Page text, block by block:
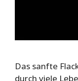
Das sanfte
durch viele